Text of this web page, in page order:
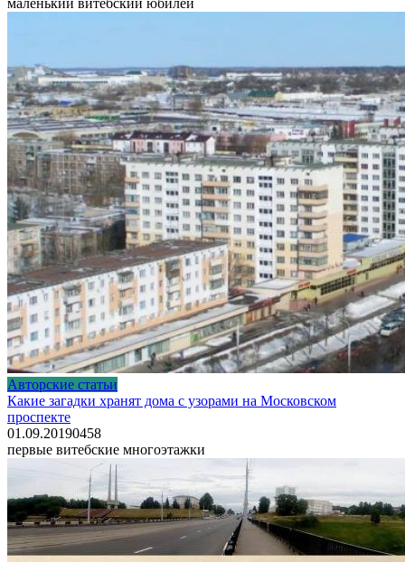
Авторские статьи
Какие загадки хранят дома с узорами на Московском
проспекте
01.09.20190458
первые витебские многоэтажки